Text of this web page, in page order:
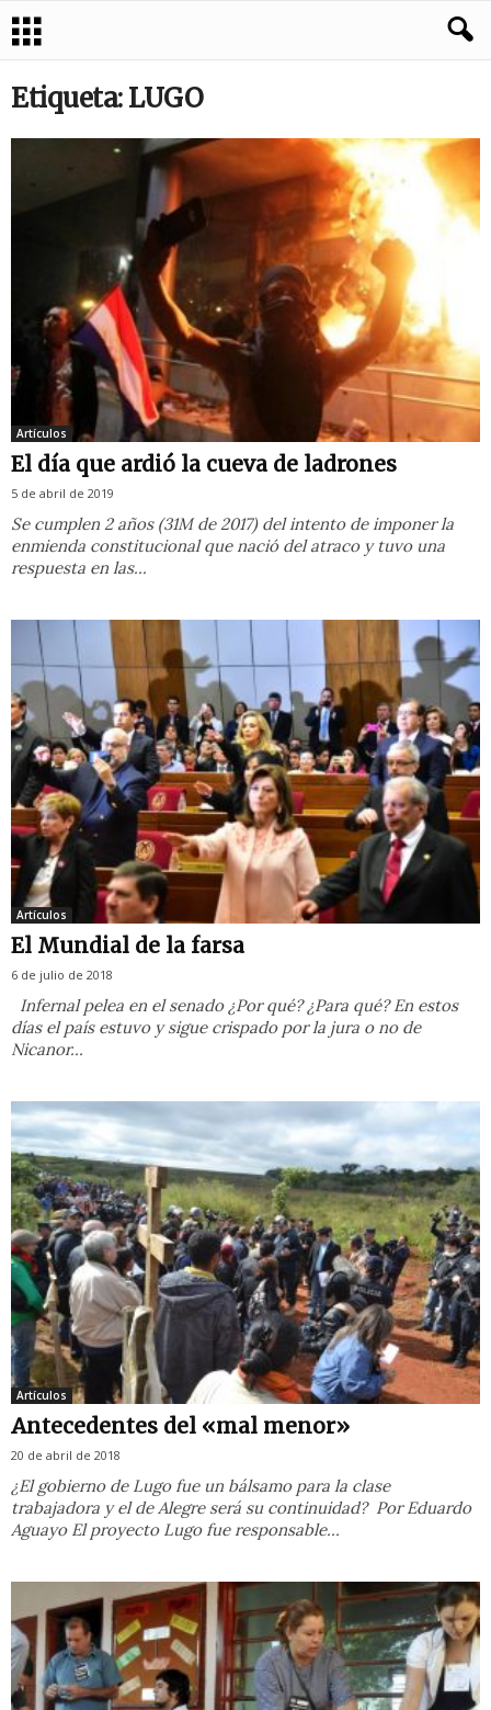
Etiqueta: LUGO
Artículos
El día que ardió la cueva de ladrones
5 de abril de 2019
Se cumplen 2 años (31M de 2017) del intento de imponer la
enmienda constitucional que nació del atraco y tuvo una
respuesta en las...
Artículos
El Mundial de la farsa
6 de julio de 2018
Infernal pelea en el senado ¿Por qué? ¿Para qué? En estos
días el país estuvo y sigue crispado por la jura o no de
Nicanor...
Artículos
Antecedentes del «mal menor»
20 de abril de 2018
¿El gobierno de Lugo fue un bálsamo para la clase
trabajadora y el de Alegre será su continuidad? Por Eduardo
Aguayo El proyecto Lugo fue responsable...